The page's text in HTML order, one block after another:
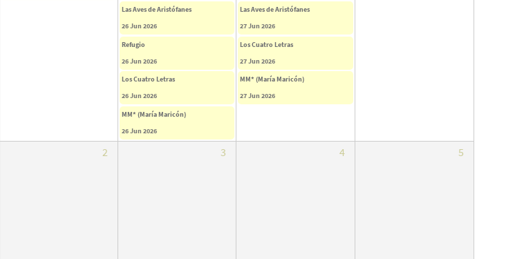
Las Aves de Aristófanes
26 Jun 2026
Refugio
26 Jun 2026
Los Cuatro Letras
26 Jun 2026
MM* (María Maricón)
26 Jun 2026
Las Aves de Aristófanes
27 Jun 2026
Los Cuatro Letras
27 Jun 2026
MM* (María Maricón)
27 Jun 2026
2 3 4 5